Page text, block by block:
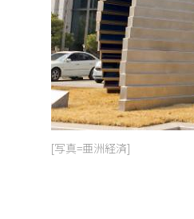
[写真=亜洲経済]